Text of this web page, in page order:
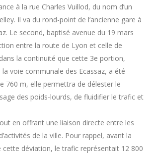
à la rue Charles Vuillod, du nom d’un
Il va du rond-point de l’ancienne gare à
Le second, baptisé avenue du 19 mars
entre la route de Lyon et celle de
la continuité que cette 3e portion,
voie communale des Ecassaz, a été
760 m, elle permettra de délester le
des poids-lourds, de fluidifier le trafic et
en offrant une liaison directe entre les
de la ville. Pour rappel, avant la
cette déviation, le trafic représentait 12 800